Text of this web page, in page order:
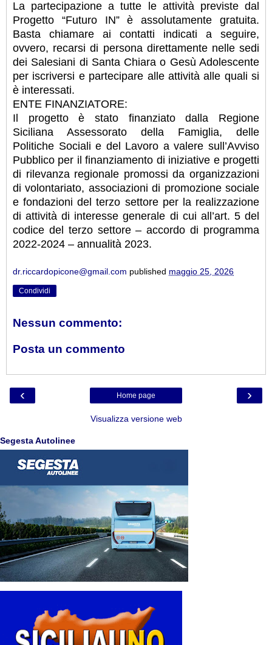
La partecipazione a tutte le attività previste dal
Progetto “Futuro IN” è assolutamente gratuita.
Basta chiamare ai contatti indicati a seguire,
ovvero, recarsi di persona direttamente nelle sedi
dei Salesiani di Santa Chiara o Gesù Adolescente
per iscriversi e partecipare alle attività alle quali si
è interessati.
ENTE FINANZIATORE:
Il progetto è stato finanziato dalla Regione
Siciliana Assessorato della Famiglia, delle
Politiche Sociali e del Lavoro a valere sull’Avviso
Pubblico per il finanziamento di iniziative e progetti
di rilevanza regionale promossi da organizzazioni
di volontariato, associazioni di promozione sociale
e fondazioni del terzo settore per la realizzazione
di attività di interesse generale di cui all’art. 5 del
codice del terzo settore – accordo di programma
2022-2024 – annualità 2023.
dr.riccardopicone@gmail.com published maggio 25, 2026
Condividi
Nessun commento:
Posta un commento
‹ ›
Home page
Visualizza versione web
Segesta Autolinee